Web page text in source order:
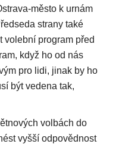
město k urnám
strany také
volební program před
když ho od nás
pro lidi, jinak by ho
být vedena tak,
volbách do
vyšší odpovědnost